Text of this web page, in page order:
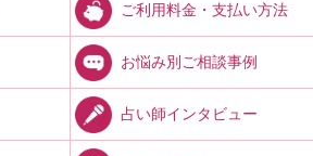
ご利用料金・支払い方法
お悩み別ご相談事例
占い師インタビュー